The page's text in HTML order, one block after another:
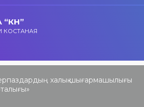
“КН”
КОСТАНАЯ
халық шығармашылығы